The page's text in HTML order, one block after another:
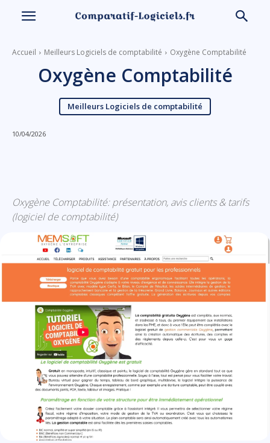
Accueil Meilleurs Logiciels de comptabilité Oxygène Comptabilité
Oxygène Comptabilité
Meilleurs Logiciels de comptabilité
10/04/2026
Oxygène Comptabilité: présentation, avis clients & tarifs
(logiciel de comptabilité)
Oxygène Comptabilité: présentation